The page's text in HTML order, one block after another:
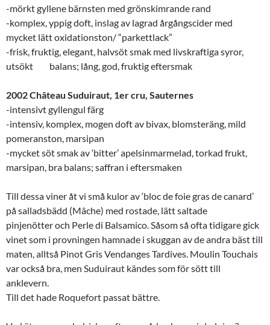
-mörkt gyllene bärnsten med grönskimrande rand
-komplex, yppig doft, inslag av lagrad årgångscider med
mycket lätt oxidationston/ “parkettlack”
-frisk, fruktig, elegant, halvsöt smak med livskraftiga syror,
utsökt balans; lång, god, fruktig eftersmak
2002 Château Suduiraut, 1er cru, Sauternes
-intensivt gyllengul färg
-intensiv, komplex, mogen doft av bivax, blomsteräng, mild
pomeranston, marsipan
-mycket söt smak av ‘bitter’ apelsinmarmelad, torkad frukt,
marsipan, bra balans; saffran i eftersmaken
Till dessa viner åt vi små kulor av ‘bloc de foie gras de canard’
på salladsbädd (Mâche) med rostade, lätt saltade
pinjenötter och Perle di Balsamico. Såsom så ofta tidigare gick
vinet som i provningen hamnade i skuggan av de andra bäst till
maten, alltså Pinot Gris Vendanges Tardives. Moulin Touchais
var också bra, men Suduiraut kändes som för sött till
anklevern.
Till det hade Roquefort passat bättre.